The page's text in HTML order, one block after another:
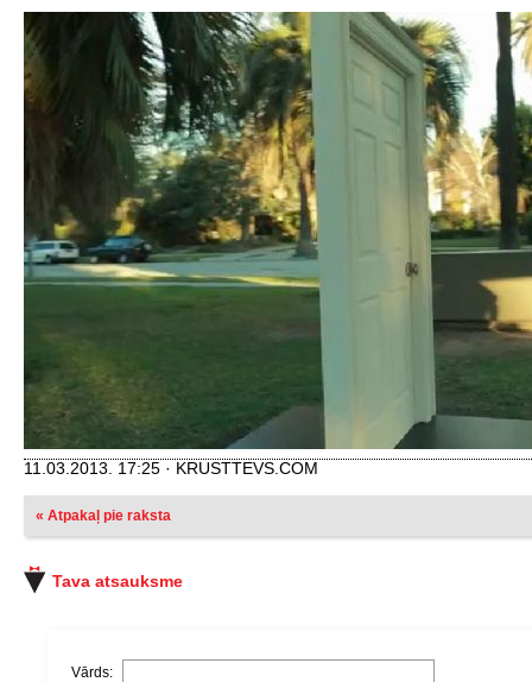
11.03.2013. 17:25 · KRUSTTEVS.COM
« Atpakaļ pie raksta
Tava atsauksme
Vārds: